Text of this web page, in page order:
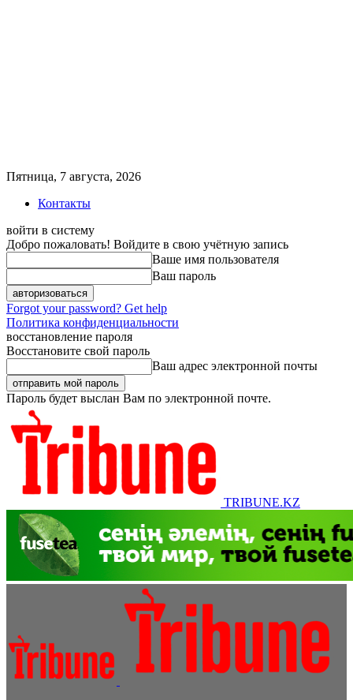
Пятница, 7 августа, 2026
Контакты
войти в систему
Добро пожаловать! Войдите в свою учётную запись
Ваше имя пользователя
Ваш пароль
Forgot your password? Get help
Политика конфиденциальности
восстановление пароля
Восстановите свой пароль
Ваш адрес электронной почты
Пароль будет выслан Вам по электронной почте.
TRIBUNE.KZ